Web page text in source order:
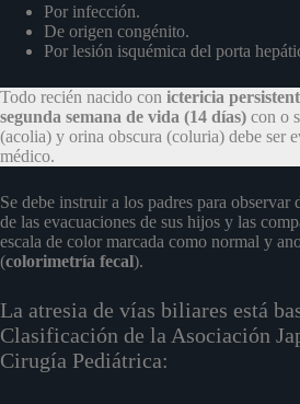
Por infección.
De origen congénito.
Por lesión isquémica del porta
Todo recién nacido con ictericia
segunda semana de vida (14 días) con o
(acolia) y orina obscura (coluria) debe ser
médico.
Se debe instruir a los padres para observar
de las evacuaciones de sus hijos y las
escala de color marcada como normal y
(colorimetría fecal).
La atresia de vías biliares está
Clasificación de la Asociación
Cirugía Pediátrica: